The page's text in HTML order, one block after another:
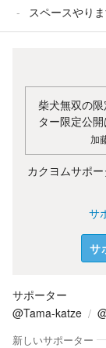
スペースやりま
柴犬無双の
ター限定公
加
カクヨムサポ
サ
サ
サポーター
@Tama-katze
新しいサポーター